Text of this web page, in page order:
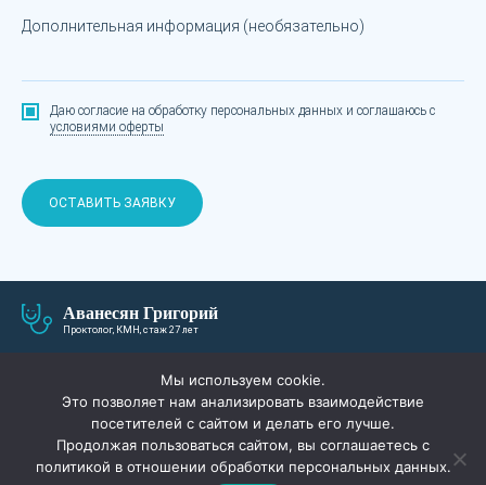
Дополнительная информация (необязательно)
Даю согласие на обработку персональных данных и соглашаюсь с
условиями оферты
ОСТАВИТЬ ЗАЯВКУ
Аванесян Григорий
Проктолог, КМН, стаж 27 лет
ЛЕЧЕНИЕ И ЦЕНЫ
ПАЦИЕНТАМ АКЦИИ
СПЕЦИАЛИСТЫ ВОПРОС-ОТВЕТ
Мы используем cookie.
Это позволяет нам анализировать взаимодействие
посетителей с сайтом и делать его лучше.
Продолжая пользоваться сайтом, вы соглашаетесь с
политикой в отношении обработки персональных данных.